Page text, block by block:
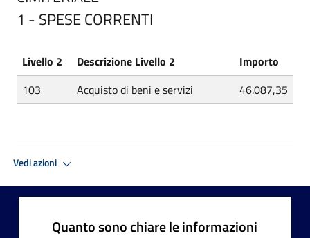
1 - SPESE CORRENTI
Livello 2 Descrizione Livello 2
Importo
103
Acquisto di beni e servizi 46.087,35
Vedi azioni
Quanto sono chiare le informazioni